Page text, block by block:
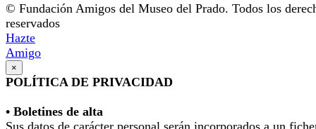
© Fundación Amigos del Museo del Prado. Todos los
reservados
Hazte
Amigo
×
POLÍTICA DE PRIVACIDAD
• Boletines de alta
Sus datos de carácter personal serán incorporados a un